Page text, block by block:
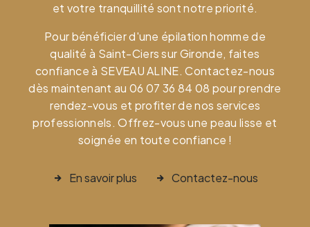
et votre tranquillité sont notre priorité.
Pour bénéficier d'une épilation homme de
qualité à Saint-Ciers sur Gironde, faites
confiance à SEVEAU ALINE. Contactez-nous
dès maintenant au 06 07 36 84 08 pour prendre
rendez-vous et profiter de nos services
professionnels. Offrez-vous une peau lisse et
soignée en toute confiance !
En savoir plus Contactez-nous